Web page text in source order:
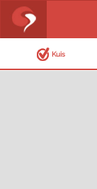
Kuis